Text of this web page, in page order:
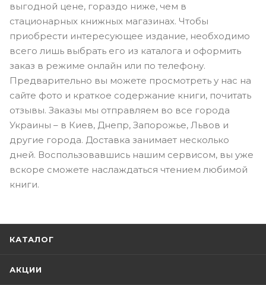
выгодной цене, гораздо ниже, чем в
стационарных книжных магазинах. Чтобы
приобрести интересующее издание, необходимо
всего лишь выбрать его из каталога и оформить
заказ в режиме онлайн или по телефону.
Предварительно вы можете просмотреть у нас на
сайте фото и краткое содержание книги, почитать
отзывы. Заказы мы отправляем во все города
Украины – в Киев, Днепр, Запорожье, Львов и
другие города. Доставка занимает несколько
дней. Воспользовавшись нашим сервисом, вы уже
вскоре сможете наслаждаться чтением любимой
книги.
КАТАЛОГ
АКЦИИ